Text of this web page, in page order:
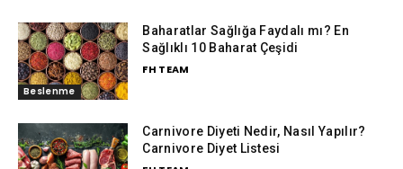
Beslenme
Baharatlar Sağlığa Faydalı mı? En
Sağlıklı 10 Baharat Çeşidi
FH TEAM
Carnivore Diyeti Nedir, Nasıl Yapılır?
Carnivore Diyet Listesi